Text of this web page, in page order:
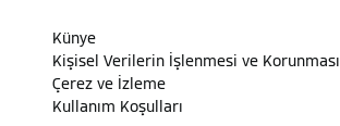
Künye
Kişisel Verilerin İşlenmesi ve Korunması
Çerez ve İzleme
Kullanım Koşulları